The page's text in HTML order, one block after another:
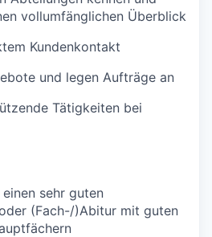
vollumfänglichen Überblick
Kundenkontakt
und legen Aufträge an
Tätigkeiten bei
sehr guten
(Fach-/)Abitur mit guten